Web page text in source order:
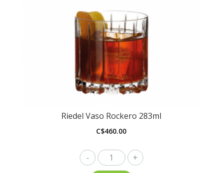
Riedel Vaso Rockero 283ml
C$460.00
Riedel
Vaso